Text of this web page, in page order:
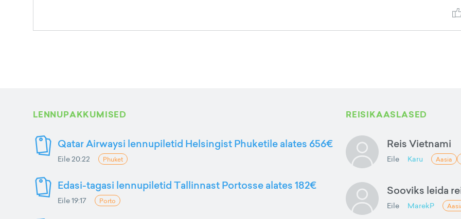
LENNUPAKKUMISED
Qatar Airwaysi lennupiletid Helsingist Phuketile alates 656€
Eile 20:22 Phuket
Edasi-tagasi lennupiletid Tallinnast Portosse alates 182€
Eile 19:17 Porto
REISIKAASLASED
Reis Vietnami
Eile Karu Aasia
Sooviks leida
Eile MarekP